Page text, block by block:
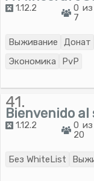
1.12.2
0 из
7
Выживание Донат
Экономика
PvP
41.
Bienvenido al
1.12.2
0 из
20
Без WhiteList